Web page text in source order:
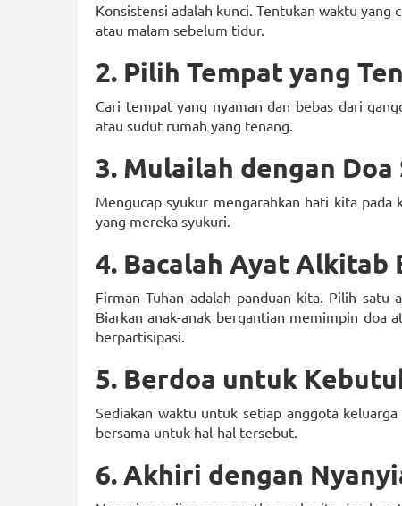
Konsistensi adalah kunci. Tentukan waktu
atau malam sebelum tidur.
2. Pilih Tempat yang
Cari tempat yang nyaman dan bebas dari
atau sudut rumah yang tenang.
3. Mulailah dengan Doa
Mengucap syukur mengarahkan hati kita
yang mereka syukuri.
4. Bacalah Ayat Alkitab
Firman Tuhan adalah panduan kita. Pilih
Biarkan anak-anak bergantian memimpin doa
berpartisipasi.
5. Berdoa untuk
Sediakan waktu untuk setiap anggota
bersama untuk hal-hal tersebut.
6. Akhiri dengan